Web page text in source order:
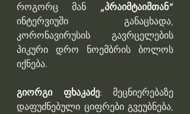
როგორც მან „პრაიმტაიმთან“
ინტერვიუში განაცხადა,
კორონავირუსის გავრცელების
პიკური დრო ნოემბრის ბოლოს
იქნება.
გიორგი ფხაკაძე: მეცნიერებაზე
დაფუძნებული ციფრები გვეუბნება,